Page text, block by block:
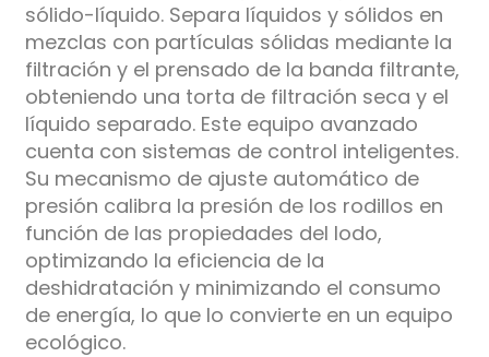
sólido-líquido. Separa líquidos y sólidos en
mezclas con partículas sólidas mediante la
filtración y el prensado de la banda filtrante,
obteniendo una torta de filtración seca y el
líquido separado. Este equipo avanzado
cuenta con sistemas de control inteligentes.
Su mecanismo de ajuste automático de
presión calibra la presión de los rodillos en
función de las propiedades del lodo,
optimizando la eficiencia de la
deshidratación y minimizando el consumo
de energía, lo que lo convierte en un equipo
ecológico.